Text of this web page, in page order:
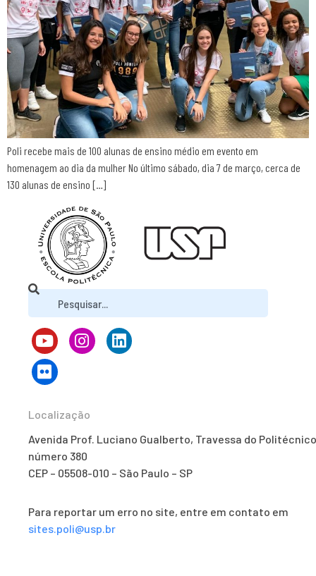
Poli recebe mais de 100 alunas de ensino médio em evento em
homenagem ao dia da mulher No último sábado, dia 7 de março, cerca de
130 alunas de ensino […]
Localização
Avenida Prof. Luciano Gualberto, Travessa do
número 380
CEP – 05508-010 – São Paulo – SP
Para reportar um erro no site, entre em contato em
sites.poli@usp.br